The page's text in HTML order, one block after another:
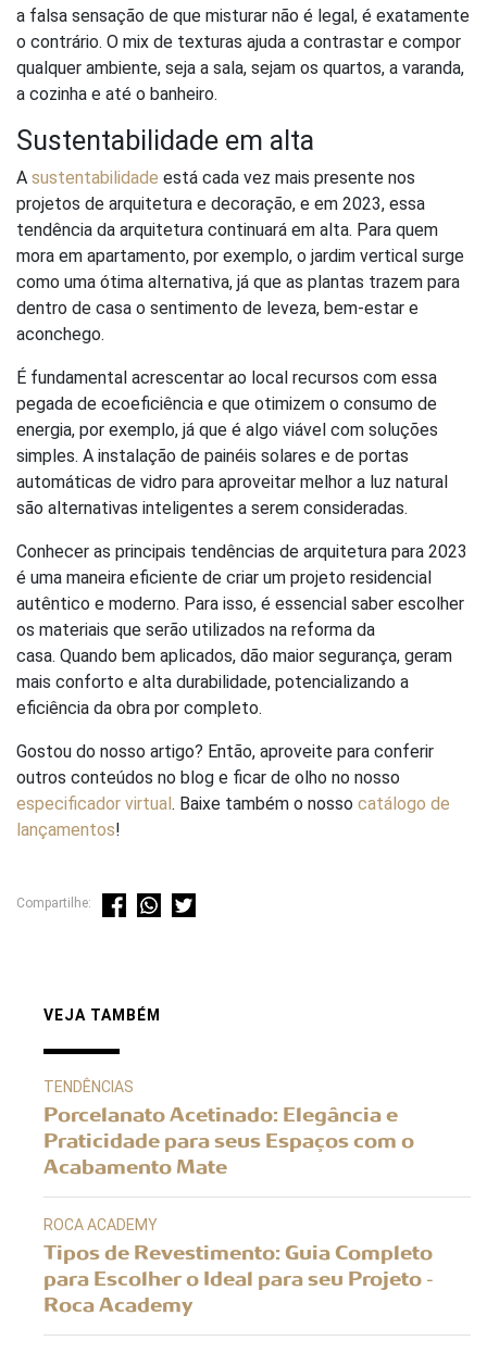
a falsa sensação de que misturar não é legal, é exatamente
o contrário. O mix de texturas ajuda a contrastar e compor
qualquer ambiente, seja a sala, sejam os quartos, a varanda,
a cozinha e até o banheiro.
Sustentabilidade em alta
A sustentabilidade está cada vez mais presente nos
projetos de arquitetura e decoração, e em 2023, essa
tendência da arquitetura continuará em alta. Para quem
mora em apartamento, por exemplo, o jardim vertical surge
como uma ótima alternativa, já que as plantas trazem para
dentro de casa o sentimento de leveza, bem-estar e
aconchego.
É fundamental acrescentar ao local recursos com essa
pegada de ecoeficiência e que otimizem o consumo de
energia, por exemplo, já que é algo viável com soluções
simples. A instalação de painéis solares e de portas
automáticas de vidro para aproveitar melhor a luz natural
são alternativas inteligentes a serem consideradas.
Conhecer as principais tendências de arquitetura para 2023
é uma maneira eficiente de criar um projeto residencial
autêntico e moderno. Para isso, é essencial saber escolher
os materiais que serão utilizados na reforma da
casa. Quando bem aplicados, dão maior segurança, geram
mais conforto e alta durabilidade, potencializando a
eficiência da obra por completo.
Gostou do nosso artigo? Então, aproveite para conferir
outros conteúdos no blog e ficar de olho no nosso
especificador virtual . Baixe também o nosso catálogo de
lançamentos!
Compartilhe:
VEJA TAMBÉM
TENDÊNCIAS
Porcelanato Acetinado: Elegância e
Praticidade para seus Espaços com o
Acabamento Mate
ROCA ACADEMY
Tipos de Revestimento: Guia Completo
para Escolher o Ideal para seu Projeto -
Roca Academy